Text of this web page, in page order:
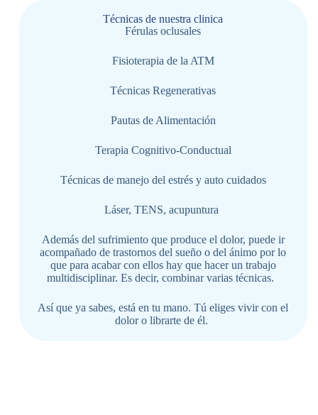
Técnicas de nuestra clinica
Férulas oclusales
Fisioterapia de la ATM
Técnicas Regenerativas
Pautas de Alimentación
Terapia Cognitivo-Conductual
Técnicas de manejo del estrés y auto cuidados
Láser, TENS, acupuntura
Además del sufrimiento que produce el dolor, puede ir
acompañado de trastornos del sueño o del ánimo por lo
que para acabar con ellos hay que hacer un trabajo
multidisciplinar. Es decir, combinar varias técnicas.
Así que ya sabes, está en tu mano. Tú eliges vivir con el
dolor o librarte de él.